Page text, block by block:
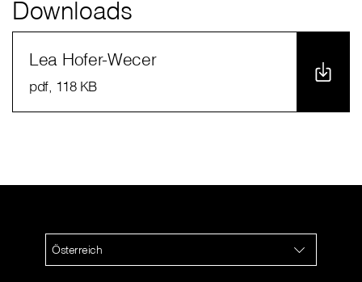
Downloads
Lea Hofer-Wecer
pdf, 118 KB
Österreich